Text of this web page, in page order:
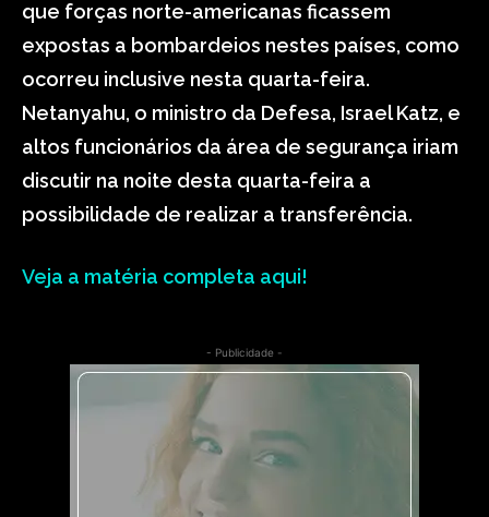
que forças norte-americanas ficassem
expostas a bombardeios nestes países, como
ocorreu inclusive nesta quarta-feira.
Netanyahu, o ministro da Defesa, Israel Katz, e
altos funcionários da área de segurança iriam
discutir na noite desta quarta-feira a
possibilidade de realizar a transferência.
Veja a matéria completa aqui!
- Publicidade -